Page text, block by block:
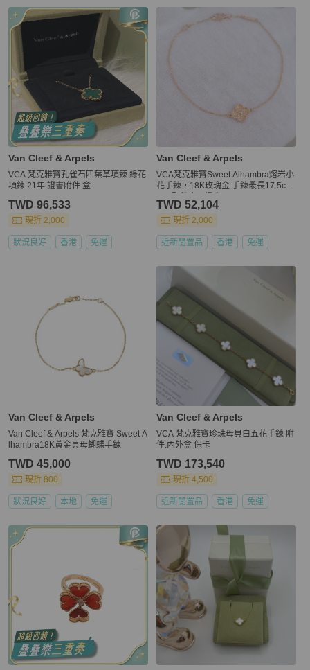
Van Cleef & Arpels
VCA 梵克雅寶孔雀石四葉草項鍊 綠花
項鍊 21年 證書附件 盒
TWD 96,533
現折 2,000
狀況良好 香港 免運
Van Cleef & Arpels
VCA梵克雅寶Sweet Alhambra熔岩小
花手鍊，18K玫瑰金 手鍊最長17.5c
TWD 52,104
現折 2,000
近新閒置品 香港 免運
Van Cleef & Arpels
Van Cleef & Arpels 梵克雅寶 Sweet A
lhambra18K黃金貝母蝴蝶手鍊
TWD 45,000
現折 800
狀況良好 本地 免運
Van Cleef & Arpels
VCA 梵克雅寶珍珠母貝白五花手鍊 附
件:內外盒 保卡
TWD 173,540
現折 4,500
近新閒置品 香港 免運